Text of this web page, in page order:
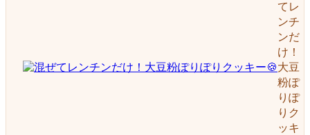
てレ
ンチ
ンだ
け！
大豆
粉ぽ
りぽ
りク
ッキ